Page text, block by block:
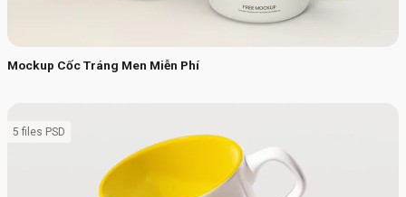
Mockup Cốc Tráng Men Miễn Phí
5 files PSD